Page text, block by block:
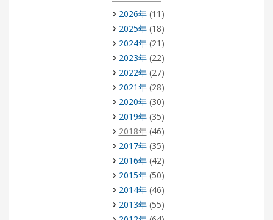
2026年(11)
2025年(18)
2024年(21)
2023年(22)
2022年(27)
2021年(28)
2020年(30)
2019年(35)
2018年(46)
2017年(35)
2016年(42)
2015年(50)
2014年(46)
2013年(55)